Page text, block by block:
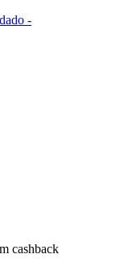
-
cashback